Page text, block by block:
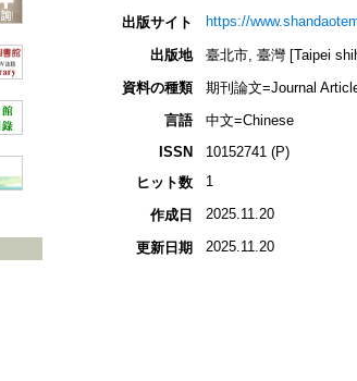
出版サイト
https://
出版地
臺北市, 臺灣 [Taipei
資料の種類
期刊論文=Journal
言語
中文=Chinese
ISSN
10152741 (P)
ヒット数
1
作成日 2025.11.20
更新日期 2025.11.20